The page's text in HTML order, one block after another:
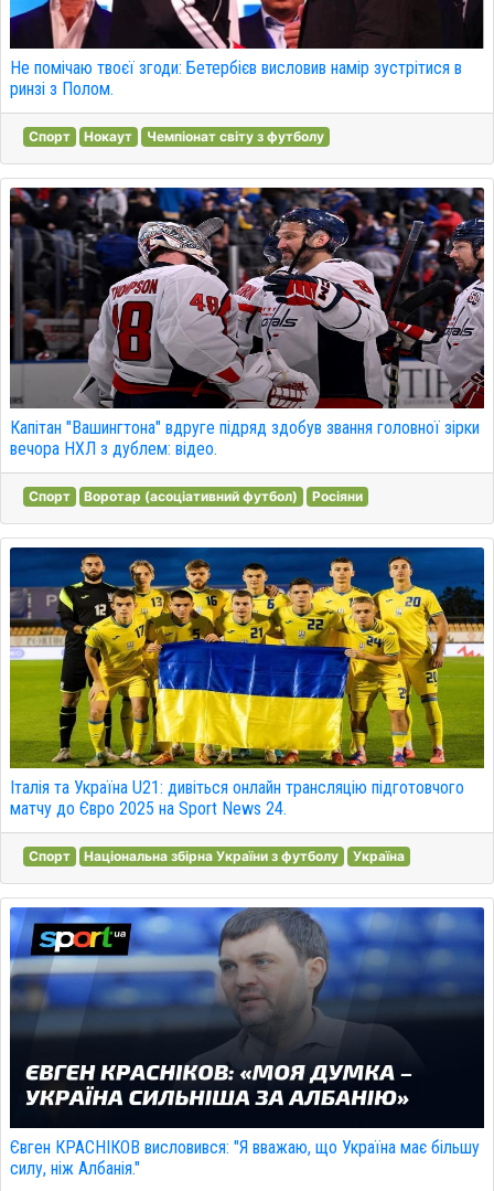
Не помічаю твоєї згоди: Бетербієв висловив намір зустрітися в
ринзі з Полом.
Спорт Нокаут Чемпіонат світу з футболу
Капітан "Вашингтона" вдруге підряд здобув звання головної зірки
вечора НХЛ з дублем: відео.
Спорт Воротар (асоціативний футбол) Росіяни
Італія та Україна U21: дивіться онлайн трансляцію підготовчого
матчу до Євро 2025 на Sport News 24.
Спорт Національна збірна України з футболу Україна
Євген КРАСНІКОВ висловився: "Я вважаю, що Україна має більшу
силу, ніж Албанія."